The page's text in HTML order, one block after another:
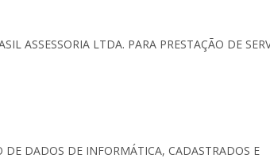
ASSESSORIA LTDA. PARA PRESTAÇÃO DE
DE DADOS DE INFORMÁTICA, CADASTRADOS E